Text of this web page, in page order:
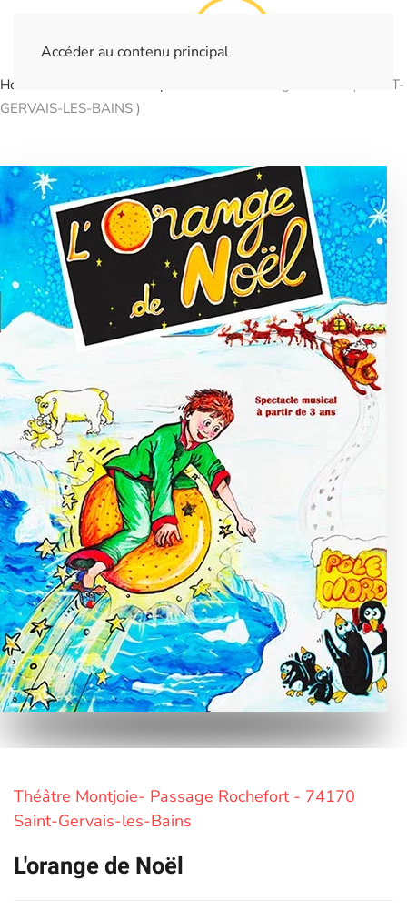
Accéder au contenu principal
Home
L'orange de Noel ( SAINT-
GERVAIS-LES-BAINS )
Théâtre Montjoie- Passage Rochefort - 74170
Saint-Gervais-les-Bains
L'orange de Noël